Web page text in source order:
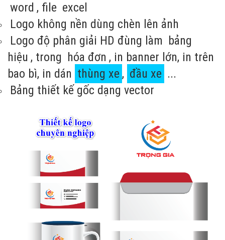
word , file excel
Logo không nền dùng chèn lên ảnh
Logo độ phân giải HD đùng làm
bảng
hiệu , trong hóa đơn , in banner lớn, in trên
bao bì, in dán thùng xe , đầu xe ...
Bảng thiết kế gốc dạng vector